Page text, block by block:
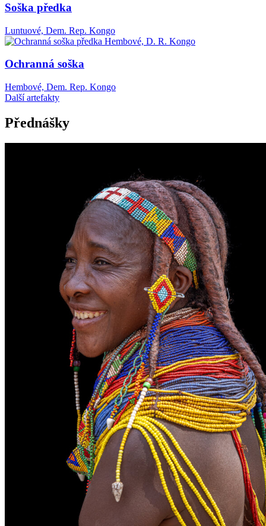
Soška předka
Luntuové, Dem. Rep. Kongo
Ochranná soška
Hembové, Dem. Rep. Kongo
Další artefakty
Přednášky